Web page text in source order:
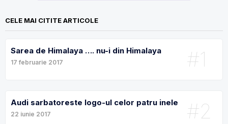
CELE MAI CITITE ARTICOLE
#1
Sarea de Himalaya …. nu-i din Himalaya
17 februarie 2017
#2
Audi sarbatoreste logo-ul celor patru inele
22 iunie 2017